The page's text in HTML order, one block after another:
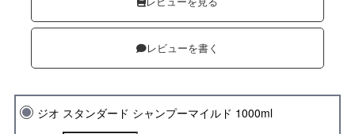
レビューを書く
ジオ スタンダード シャンプーマイルド 1000ml